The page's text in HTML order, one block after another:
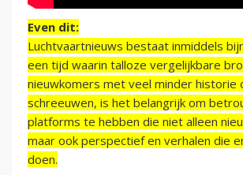
Even dit:
Luchtvaartnieuws bestaat inmiddels
een tijd waarin talloze vergelijkbare
nieuwkomers met veel minder historie
schreeuwen, is het belangrijk om
platforms te hebben die niet alleen
maar ook perspectief en verhalen die
doen.